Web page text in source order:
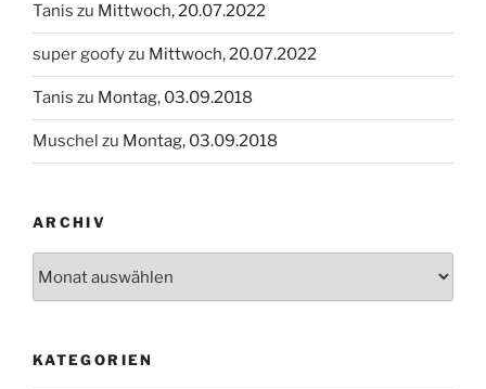
Tanis zu Mittwoch, 20.07.2022
super goofyzu Mittwoch, 20.07.2022
Tanis zu Montag, 03.09.2018
Muschel zu Montag, 03.09.2018
ARCHIV
KATEGORIEN